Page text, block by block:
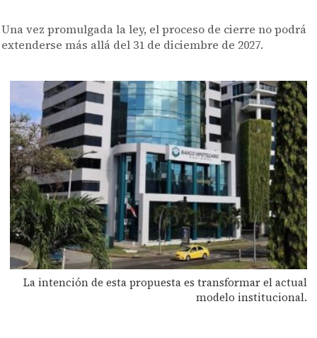
Una vez promulgada la ley, el proceso de cierre no podrá
extenderse más allá del 31 de diciembre de 2027.
La intención de esta propuesta es transformar el actual
modelo institucional.